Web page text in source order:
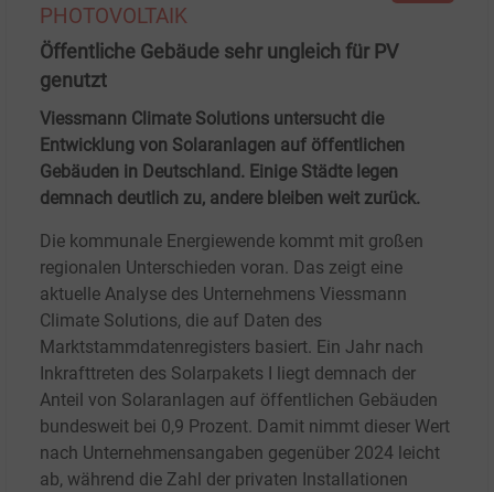
PHOTOVOLTAIK
Öffentliche Gebäude sehr ungleich für PV
genutzt
Viessmann Climate Solutions untersucht die
Entwicklung von Solaranlagen auf öffentlichen
Gebäuden in Deutschland. Einige Städte legen
demnach deutlich zu, andere bleiben weit zurück.
Die kommunale Energiewende kommt mit großen
regionalen Unterschieden voran. Das zeigt eine
aktuelle Analyse des Unternehmens Viessmann
Climate Solutions, die auf Daten des
Marktstammdatenregisters basiert. Ein Jahr nach
Inkrafttreten des Solarpakets I liegt demnach der
Anteil von Solaranlagen auf öffentlichen Gebäuden
bundesweit bei 0,9 Prozent. Damit nimmt dieser Wert
nach Unternehmensangaben gegenüber 2024 leicht
ab, während die Zahl der privaten Installationen